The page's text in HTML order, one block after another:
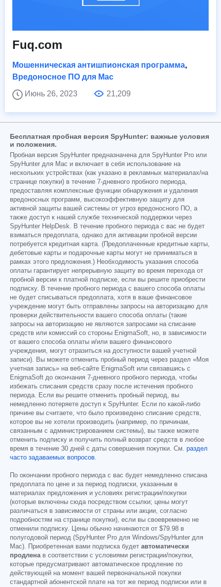
Fuq.com
Мошенническая антишпионская программа,
Вредоносное ПО для Mac
Июнь 26, 2023
21,209
Бесплатная пробная версия SpyHunter: важные условия
и положения.
Пробная версия SpyHunter предназначена для SpyHunter Pro или
SpyHunter для Mac и включает в себя использование на
нескольких устройствах (как указано в рекламных материалах/на
странице покупки) в течение 7-дневного пробного периода,
предоставляя комплексные функции обнаружения и удаления
вредоносных программ, высокоэффективную защиту для
активной защиты вашей системы от угроз вредоносного ПО, а
также доступ к нашей службе технической поддержки через
SpyHunter HelpDesk. В течение пробного периода с вас не будет
взиматься предоплата, однако для активации пробной версии
потребуется кредитная карта. (Предоплаченные кредитные карты,
дебетовые карты и подарочные карты могут не приниматься в
рамках этого предложения.) Необходимость указания способа
оплаты гарантирует непрерывную защиту во время перехода от
пробной версии к платной подписке, если вы решите приобрести
подписку. В течение пробного периода с вашего способа оплаты
не будет списываться предоплата, хотя в ваше финансовое
учреждение могут быть отправлены запросы на авторизацию для
проверки действительности вашего способа оплаты (такие
запросы на авторизацию не являются запросами на списание
средств или комиссий со стороны EnigmaSoft, но, в зависимости
от вашего способа оплаты и/или вашего финансового
учреждения, могут отразиться на доступности вашей учетной
записи). Вы можете отменить пробный период через раздел «Моя
учетная запись» на веб-сайте EnigmaSoft или связавшись с
EnigmaSoft до окончания 7-дневного пробного периода, чтобы
избежать списания средств сразу после истечения пробного
периода. Если вы решите отменить пробный период, вы
немедленно потеряете доступ к SpyHunter. Если по какой-либо
причине вы считаете, что было произведено списание средств,
которое вы не хотели производить (например, по причинам,
связанным с администрированием системы), вы также можете
отменить подписку и получить полный возврат средств в любое
время в течение 30 дней с даты совершения покупки. См. раздел
часто задаваемых вопросов.
По окончании пробного периода с вас будет немедленно списана
предоплата по цене и за период подписки, указанным в
материалах предложения и условиях регистрации/покупки
(которые включены сюда посредством ссылки; цены могут
различаться в зависимости от страны или акции, согласно
подробностям на странице покупки), если вы своевременно не
отменили подписку. Цены обычно начинаются от $79.98 в
полугодовой период (SpyHunter Pro для Windows/SpyHunter для
Mac). Приобретенная вами подписка будет автоматически
продленав соответствии с условиями регистрации/покупки,
которые предусматривают автоматическое продление по
действующей на момент вашей первоначальной покупки
стандартной абонентской плате на тот же период подписки или в